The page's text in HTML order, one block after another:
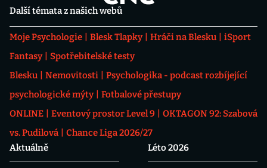
Další témata z našich webů
Moje Psychologie Blesk Tlapky Hráči na Blesku
iSport
Fantasy
Spotřebitelské testy
Blesku
Nemovitosti
Psychologika - podcast rozbíjející
psychologické mýty
Fotbalové přestupy
ONLINE
Eventový prostor Level 9
OKTAGON 92: Szabová
vs. Pudilová
Chance Liga 2026/27
Aktuálně
Léto 2026